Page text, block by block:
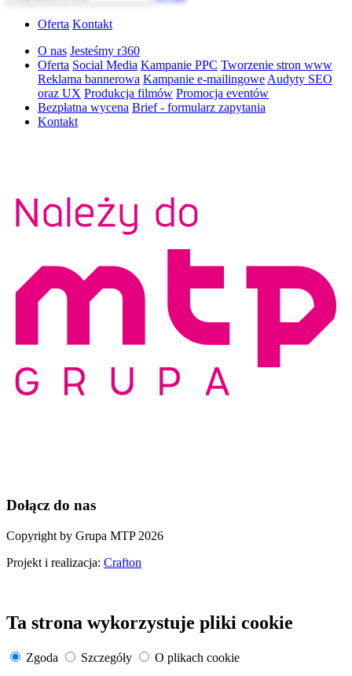
Oferta Kontakt
O nas Jesteśmy r360
Oferta Social Media Kampanie PPC Tworzenie stron www
Reklama bannerowa Kampanie e-mailingowe Audyty SEO
oraz UX Produkcja filmów Promocja eventów
Bezpłatna wycena Brief - formularz zapytania
Kontakt
Dołącz do nas
Copyright by Grupa MTP 2026
Projekt i realizacja: Crafton
Ta strona wykorzystuje pliki cookie
Zgoda Szczegóły
O plikach cookie